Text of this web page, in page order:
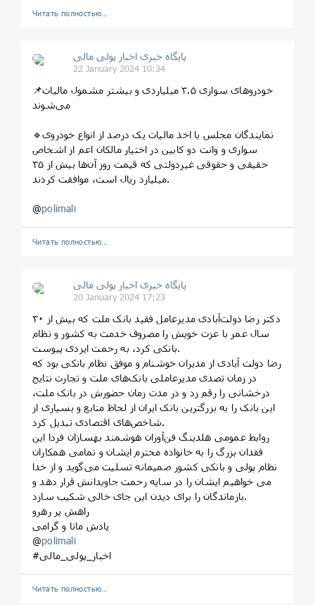
Читать полностью…
پایگاه خبری اخبار پولی مالی
22 January 2024 10:34
📌خودروهای سواری ۳.۵ میلیاردی و بیشتر مشمول مالیات
می‌شوند
🔹نمایندگان مجلس با اخذ مالیات یک درصد از انواع خودروی
سواری و وانت دو کابین در اختیار مالکان اعم از اشخاص
حقیقی و حقوقی غیردولتی که قیمت روز آن‌ها بیش از ۳۵
میلیارد ریال است، موافقت کردند.
@polimali
Читать полностью…
پایگاه خبری اخبار پولی مالی
20 January 2024 17:23
دکتر رضا دولت‌آبادی مدیرعامل فقید بانک ملت که بیش از ٣٠
سال عمر با عزت خویش را مصروف خدمت به کشور و نظام
بانکی کرد، به رحمت ایزدی پیوست.
رضا دولت آبادی از مدیران خوشنام و موفق نظام بانکی بود که
در زمان تصدی مدیرعاملی بانک‌های ملت و تجارت نتایج
درخشانی را رقم زد و در مدت زمان حضورش در بانک ملت،
این بانک را به بزرگترین بانک ایران از لحاظ منابع و بسیاری از
شاخص‌های اقتصادی تبدیل کرد.
روابط عمومی هلدینگ فن‌آوران هوشمند بهسازان فردا این
فقدان بزرگ را به خانواده محترم ایشان و تمامی همکاران
نظام پولی و بانکی کشور صمیمانه تسلیت می‌گوید و از خدا
می خواهیم ایشان را در سایه رحمت جاویدانش قرار دهد و
بازماندگان را برای دیدن این جای خالی شکیب سازد.
راهش پر رهرو
یادش مانا و گرامی
@polimali
#اخبار_پولی_مالی
Читать полностью…